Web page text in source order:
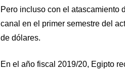
Pero incluso con el atascamiento
canal en el primer semestre del
de dólares.
En el año fiscal 2019/20, Egipto